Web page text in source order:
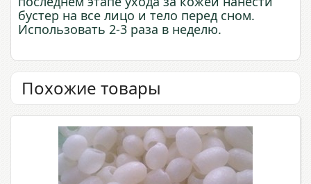
бустер на все лицо и тело перед сном.
Использовать 2-3 раза в неделю.
Похожие товары